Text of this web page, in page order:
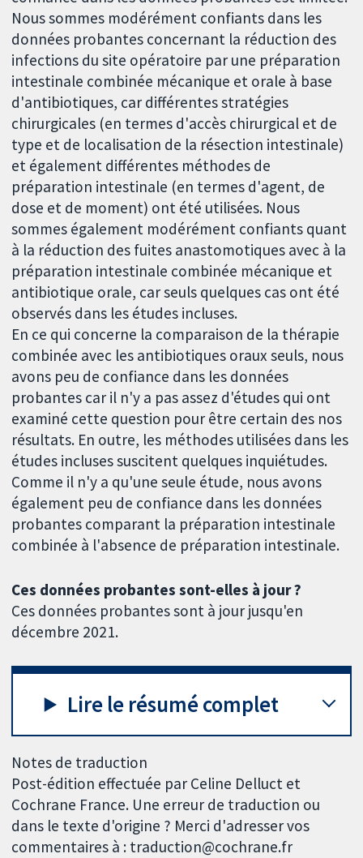
Nous sommes modérément confiants dans les
données probantes concernant la réduction des
infections du site opératoire par une préparation
intestinale combinée mécanique et orale à base
d'antibiotiques, car différentes stratégies
chirurgicales (en termes d'accès chirurgical et de
type et de localisation de la résection intestinale)
et également différentes méthodes de
préparation intestinale (en termes d'agent, de
dose et de moment) ont été utilisées. Nous
sommes également modérément confiants quant
à la réduction des fuites anastomotiques avec à la
préparation intestinale combinée mécanique et
antibiotique orale, car seuls quelques cas ont été
observés dans les études incluses.
En ce qui concerne la comparaison de la thérapie
combinée avec les antibiotiques oraux seuls, nous
avons peu de confiance dans les données
probantes car il n'y a pas assez d'études qui ont
examiné cette question pour être certain des nos
résultats. En outre, les méthodes utilisées dans les
études incluses suscitent quelques inquiétudes.
Comme il n'y a qu'une seule étude, nous avons
également peu de confiance dans les données
probantes comparant la préparation intestinale
combinée à l'absence de préparation intestinale.
Ces données probantes sont-elles à jour ?
Ces données probantes sont à jour jusqu'en
décembre 2021.
Lire le résumé complet
Notes de traduction
Post-édition effectuée par Celine Delluct et
Cochrane France. Une erreur de traduction ou
dans le texte d'origine ? Merci d'adresser vos
commentaires à : traduction@cochrane.fr